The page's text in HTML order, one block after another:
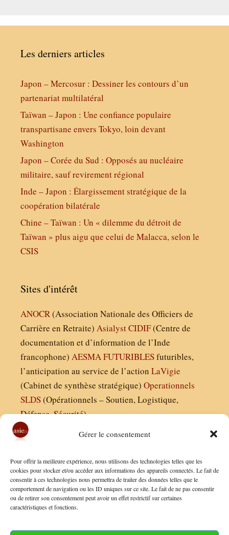
Gérer le consentement
Pour offrir la meilleure expérience, nous utilisons des technologies telles que les
cookies pour stocker et/ou accéder aux informations des appareils connectés. Le fait de
consentir à ces technologies nous permettra de traiter des données telles que le
comportement de navigation ou les ID uniques sur ce site. Le fait de ne pas consentir
ou de retirer son consentement peut avoir un effet restrictif sur certaines
caractéristiques et fonctions.
Les derniers articles
Japon – Mercosur : Dessiner les contours d’un
partenariat multilatéral
Taïwan – Japon : Une confiance populaire
transpartisane envers Tokyo, loin devant
Washington
Japon – Corée du Sud : Opposés au nucléaire
militaire, sauf revirement régional
Inde – Japon : Élargissement stratégique de la
coopération bilatérale
Chine – Taïwan : Un « dilemme du détroit de
Taïwan » plus aigu que celui de Malacca, selon le
CSIS
Sites d'intérêt
ANOCR (Association Nationale des Officiers de
Carrière en Retraite) AsialystCIDIF(Centre de
documentation et d’information de l’Inde
francophone) AESMA FUTURIBLESfuturibles,
l’anticipation au service de l’action LaVigie
(Cabinet de synthèse stratégique) Operationnels
SLDS(Opérationnels – Soutien, Logistique,
Défense, Sécurité)
Finaldées EURL
Siège social : 13 avenue Boudon, 75016, Paris
Nous contacter